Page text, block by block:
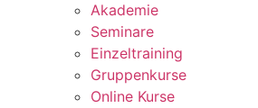
Akademie
Seminare
Einzeltraining
Gruppenkurse
Online Kurse